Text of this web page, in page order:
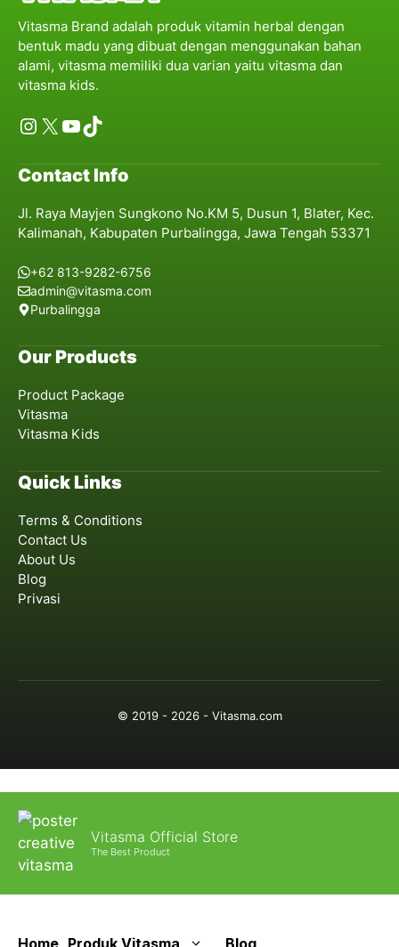
Vitasma Brand adalah produk vitamin herbal dengan
bentuk madu yang dibuat dengan menggunakan bahan
alami, vitasma memiliki dua varian yaitu vitasma dan
vitasma kids.
Instagram
X YouTube
TikTok
Contact Info
Jl. Raya Mayjen Sungkono No.KM 5, Dusun 1, Blater, Kec.
Kalimanah, Kabupaten Purbalingga, Jawa Tengah 53371
+62 813-9282-6756
admin@vitasma.com
Purbalingga
Our Products
Product Package
Vitasma
Vitasma Kids
Quick Links
Terms & Conditions
Contact Us
About Us
Blog
Privasi
© 2019 - 2026 - Vitasma.com
Vitasma Official Store
The Best Product
Home Produk Vitasma Blog